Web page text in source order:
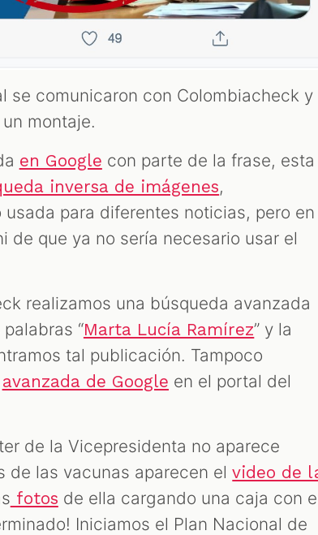
se comunicaron con Colombiacheck y
montaje.
en Google con parte de la frase, esta
inversa de imágenes,
para diferentes noticias, pero en
de que ya no sería necesario usar el
realizamos una búsqueda avanzada
“Marta Lucía Ramírez” y la
tal publicación. Tampoco
avanzada de Google en el portal del
de la Vicepresidenta no aparece
de las vacunas aparecen elvideo de
fotos de ella cargando una caja con
Iniciamos el Plan Nacional de